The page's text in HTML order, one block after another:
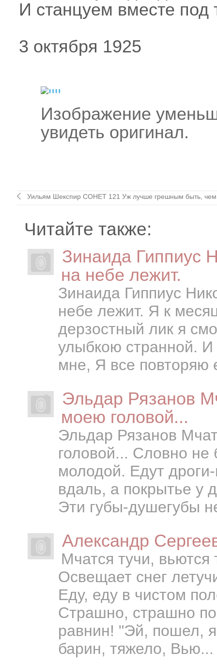
И станцуем вместе под
3 октября 1925
Изображение
увидеть оригинал.
Уильям Шекспир СОНЕТ 121 Уж лучше грешным быть,
Читайте также:
Зинаида Гиппиус
на небе лежит.
Зинаида Гиппиус
небе лежит. Я к
дерзостный лик я
улыбкою странной.
мне, Я все повторяю
Эльдар Рязанов
моею головой...
Эльдар Рязанов
головой... Словно не
молодой. Едут дроги-
вдаль, а покрытье у
Эти губы-душегубы
Александр
Мчатся тучи,
Освещает снег
Еду, еду в чистом
Страшно, страшно
равнин! "Эй, пошел,
барин, тяжело, Вью...